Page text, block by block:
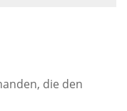
die den